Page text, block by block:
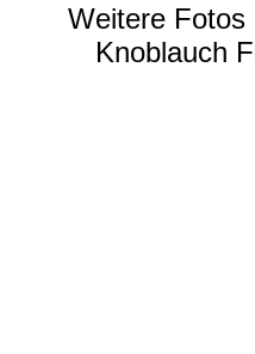
Weitere Fotos
Knoblauch